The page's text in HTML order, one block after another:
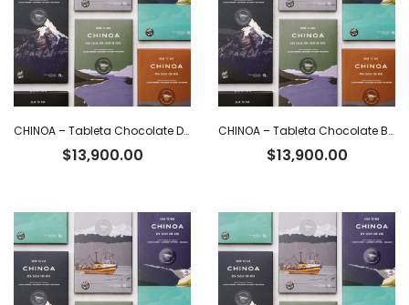
CHINOA – Tableta Chocolate Dark 70% Cacao Ecuatoriano con Nibs x 50 g
$13,900.00
CHINOA – Tableta Chocolate Blanco 36% Cacao Ecuatoriano x 50 g
$13,900.00